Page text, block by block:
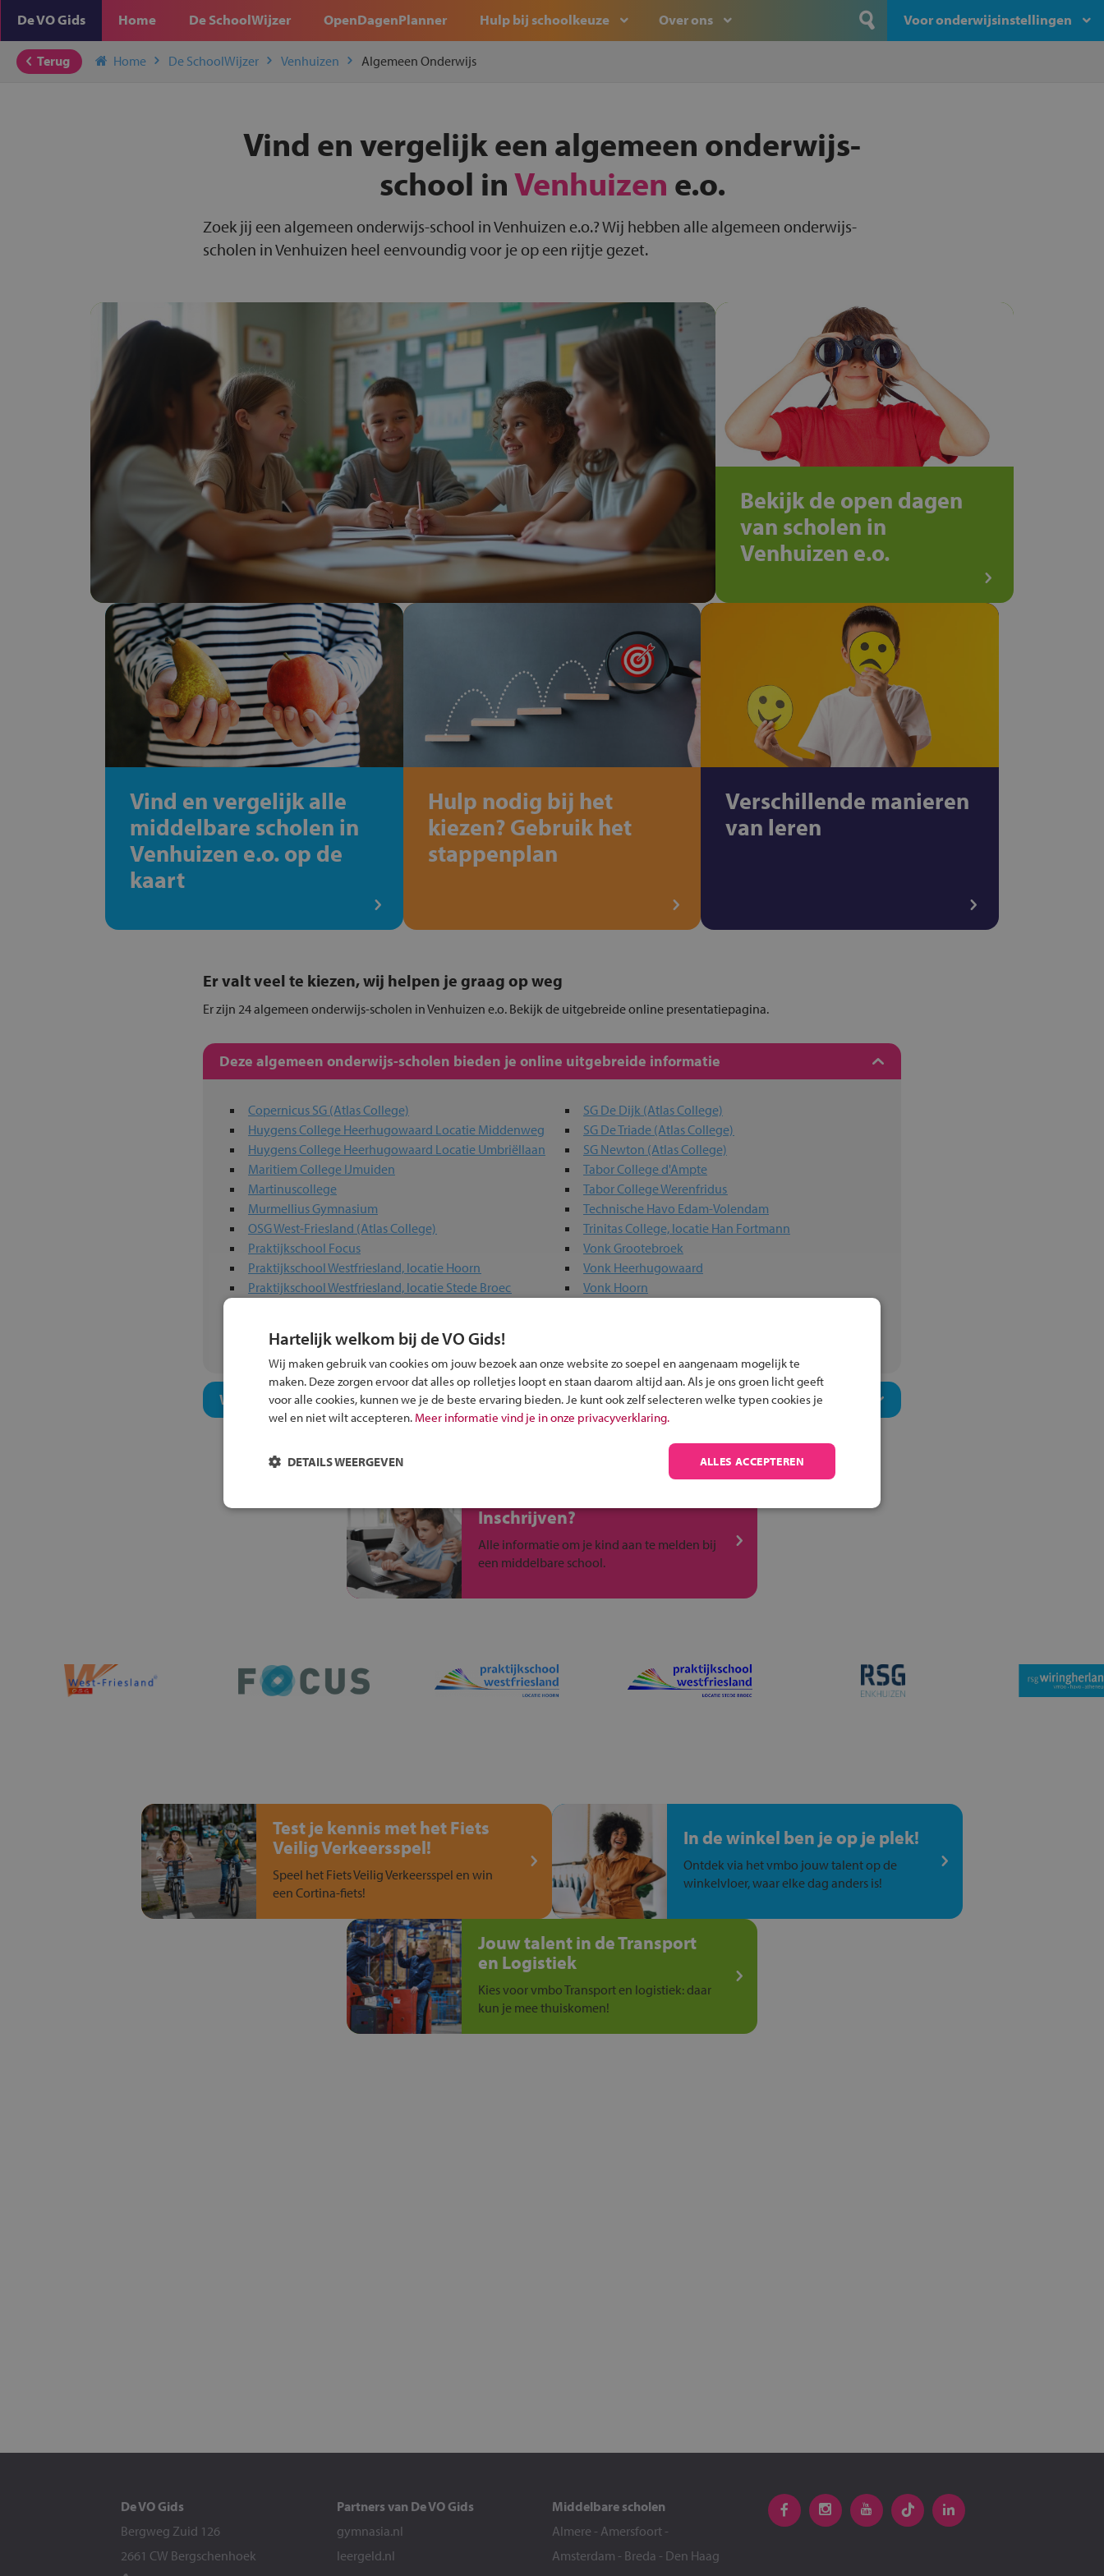
De VO Gids Home De SchoolWijzer OpenDagenPlanner Hulp bij schoolkeuze Over ons Voor onderwijsinstellingen
Terug Home De SchoolWijzer Venhuizen Algemeen Onderwijs
Vind en vergelijk een algemeen onderwijs-
school inVenhuizen e.o.
Zoek jij een algemeen onderwijs-school in Venhuizen e.o.? Wij hebben alle algemeen onderwijs-
scholen in Venhuizen heel eenvoundig voor je op een rijtje gezet.
Bekijk de open dagen
van scholen in
Venhuizen e.o.
Vind en vergelijk alle
middelbare scholen in
Venhuizen e.o. op de
kaart
Hulp nodig bij het
kiezen? Gebruik het
stappenplan
Verschillende manieren
van leren
Er valt veel te kiezen, wij helpen je graag op weg
Er zijn 24 algemeen onderwijs-scholen in Venhuizen e.o. Bekijk de uitgebreide online presentatiepagina.
Deze algemeen onderwijs-scholen bieden je online uitgebreide informatie
Copernicus SG (Atlas College)
Huygens College Heerhugowaard Locatie Middenweg
Huygens College Heerhugowaard Locatie Umbriëllaan
Maritiem College IJmuiden
Martinuscollege
Murmellius Gymnasium
OSG West-Friesland (Atlas College)
Praktijkschool Focus
Praktijkschool Westfriesland, locatie Hoorn
Praktijkschool Westfriesland, locatie Stede Broec
SG De Dijk (Atlas College)
SG De Triade (Atlas College)
SG Newton (Atlas College)
Tabor College d'Ampte
Tabor College Werenfridus
Technische Havo Edam-Volendam
Trinitas College, locatie Han Fortmann
Vonk Grootebroek
Vonk Heerhugowaard
Vonk Hoorn
Welk niveau past bij jou?
Inschrijven?
Alle informatie om je kind aan te melden bij
een middelbare school.
Test je kennis met het Fiets
Veilig Verkeersspel!
Speel het Fiets Veilig Verkeersspel en win
een Cortina-fiets!
In de winkel ben je op je plek!
Ontdek via het vmbo jouw talent op de
winkelvloer, waar elke dag anders is!
Jouw talent in de Transport
en Logistiek
Kies voor vmbo Transport en logistiek: daar
kun je mee thuiskomen!
De VO Gids
Bergweg Zuid 126
2661 CW Bergschenhoek
Partners van De VO Gids
gymnasia.nl
leergeld.nl
Middelbare scholen
Almere - Amersfoort -
Amsterdam - Breda - Den Haag
Hartelijk welkom bij de VO Gids!
Wij maken gebruik van cookies om jouw bezoek aan onze website zo soepel en aangenaam mogelijk te
maken. Deze zorgen ervoor dat alles op rolletjes loopt en staan daarom altijd aan. Als je ons groen licht geeft
voor alle cookies, kunnen we je de beste ervaring bieden. Je kunt ook zelf selecteren welke typen cookies je
wel en niet wilt accepteren. Meer informatie vind je in onze privacyverklaring.
ALLES ACCEPTEREN
DETAILS WEERGEVEN